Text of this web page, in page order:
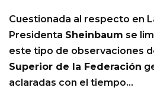
Cuestionada al respecto en
Presidenta Sheinbaum se
este tipo de observaciones
Superior de la Federación
aclaradas con el tiempo…